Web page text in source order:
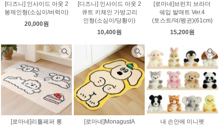
[디즈니] 인사이드 아웃 2
봉제인형(소심이/버럭이)
20,000원
[디즈니] 인사이드 아웃 2
큐트 키체인 가방고리
인형(소심이/당황이)
10,400원
[로마네]브런치 브라더
쉐입 발매트 Ver.4
(토스트/덕/펭귄)(61cm)
15,200원
[로마네]리틀페퍼 롱
[로마네]MonagustA
내 손안에 미니펫